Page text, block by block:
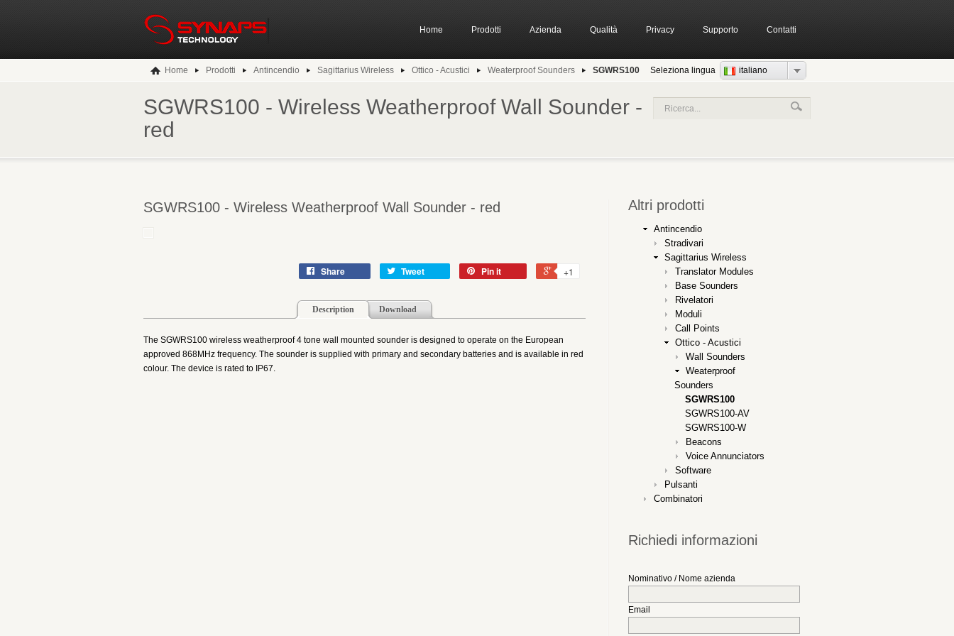
Home Prodotti Azienda Qualità Privacy Supporto Contatti
Home Prodotti Antincendio Sagittarius Wireless Ottico - Acustici Weaterproof Sounders SGWRS100 Seleziona lingua italiano
SGWRS100 - Wireless Weatherproof Wall Sounder -
red
SGWRS100 - Wireless Weatherproof Wall Sounder - red
Share Tweet Pin it +1
Description Download
The SGWRS100 wireless weatherproof 4 tone wall mounted sounder is designed to operate on the European
approved 868MHz frequency. The sounder is supplied with primary and secondary batteries and is available in red
colour. The device is rated to IP67.
Altri prodotti
Antincendio
Stradivari
Sagittarius Wireless
Translator Modules
Base Sounders
Rivelatori
Moduli
Call Points
Ottico - Acustici
Wall Sounders
Weaterproof
Sounders
SGWRS100
SGWRS100-AV
SGWRS100-W
Beacons
Voice Annunciators
Software
Pulsanti
Combinatori
Richiedi informazioni
Nominativo / Nome azienda
Email